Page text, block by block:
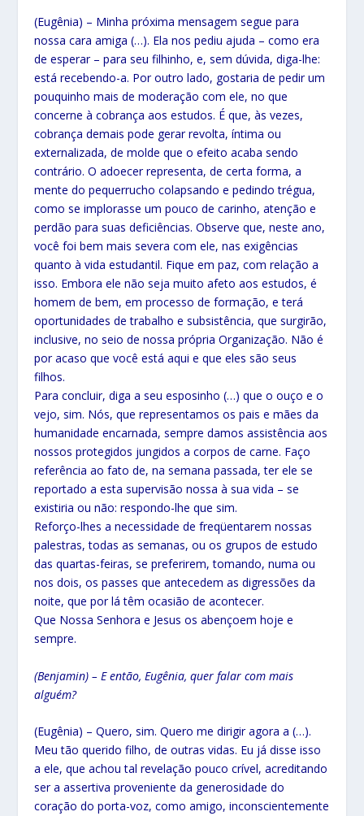
(Eugênia) – Minha próxima mensagem segue para
nossa cara amiga (…). Ela nos pediu ajuda – como era
de esperar – para seu filhinho, e, sem dúvida, diga-lhe:
está recebendo-a. Por outro lado, gostaria de pedir um
pouquinho mais de moderação com ele, no que
concerne à cobrança aos estudos. É que, às vezes,
cobrança demais pode gerar revolta, íntima ou
externalizada, de molde que o efeito acaba sendo
contrário. O adoecer representa, de certa forma, a
mente do pequerrucho colapsando e pedindo trégua,
como se implorasse um pouco de carinho, atenção e
perdão para suas deficiências. Observe que, neste ano,
você foi bem mais severa com ele, nas exigências
quanto à vida estudantil. Fique em paz, com relação a
isso. Embora ele não seja muito afeto aos estudos, é
homem de bem, em processo de formação, e terá
oportunidades de trabalho e subsistência, que surgirão,
inclusive, no seio de nossa própria Organização. Não é
por acaso que você está aqui e que eles são seus
filhos.
Para concluir, diga a seu esposinho (…) que o ouço e o
vejo, sim. Nós, que representamos os pais e mães da
humanidade encarnada, sempre damos assistência aos
nossos protegidos jungidos a corpos de carne. Faço
referência ao fato de, na semana passada, ter ele se
reportado a esta supervisão nossa à sua vida – se
existiria ou não: respondo-lhe que sim.
Reforço-lhes a necessidade de freqüentarem nossas
palestras, todas as semanas, ou os grupos de estudo
das quartas-feiras, se preferirem, tomando, numa ou
nos dois, os passes que antecedem as digressões da
noite, que por lá têm ocasião de acontecer.
Que Nossa Senhora e Jesus os abençoem hoje e
sempre.
(Benjamin) – E então, Eugênia, quer falar com mais
alguém?
(Eugênia) – Quero, sim. Quero me dirigir agora a (…).
Meu tão querido filho, de outras vidas. Eu já disse isso
a ele, que achou tal revelação pouco crível, acreditando
ser a assertiva proveniente da generosidade do
coração do porta-voz, como amigo, inconscientemente